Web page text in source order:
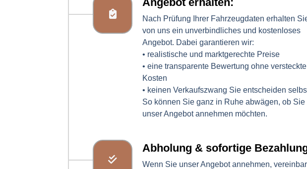
Nach Prüfung Ihrer Fahrzeugdaten erhalten
von uns ein unverbindliches und kostenloses
Angebot. Dabei garantieren wir:
• realistische und marktgerechte Preise
• eine transparente Bewertung ohne versteckte
Kosten
• keinen Verkaufszwang Sie entscheiden
So können Sie ganz in Ruhe abwägen, ob Sie
unser Angebot annehmen möchten.
Abholung & sofortige
Wenn Sie unser Angebot annehmen,